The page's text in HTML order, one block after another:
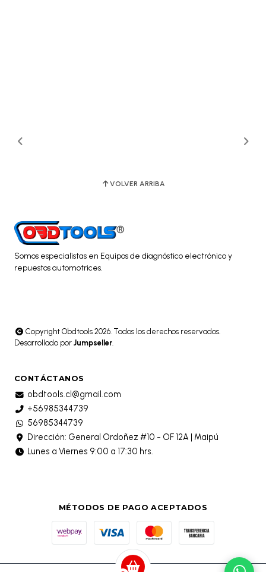
VOLVER ARRIBA
Somos especialistas en Equipos de diagnóstico electrónico y
repuestos automotrices.
Copyright Obdtools 2026. Todos los derechos reservados.
Desarrollado por Jumpseller.
CONTÁCTANOS
obdtools.cl@gmail.com
+56985344739
56985344739
Dirección: General Ordoñez #10 - OF 12A | Maipú
Lunes a Viernes 9:00 a 17:30 hrs.
MÉTODOS DE PAGO ACEPTADOS